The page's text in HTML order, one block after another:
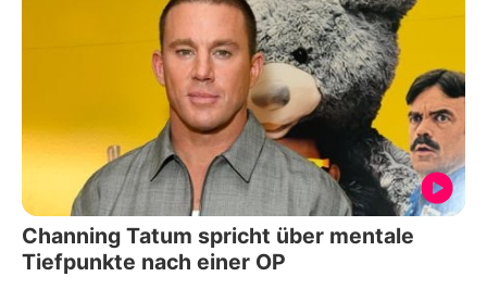
Channing Tatum spricht über mentale
Tiefpunkte nach einer OP